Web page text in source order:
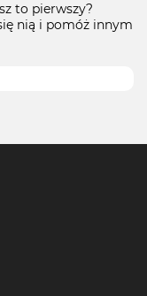
to pierwszy?
nią i pomóż innym